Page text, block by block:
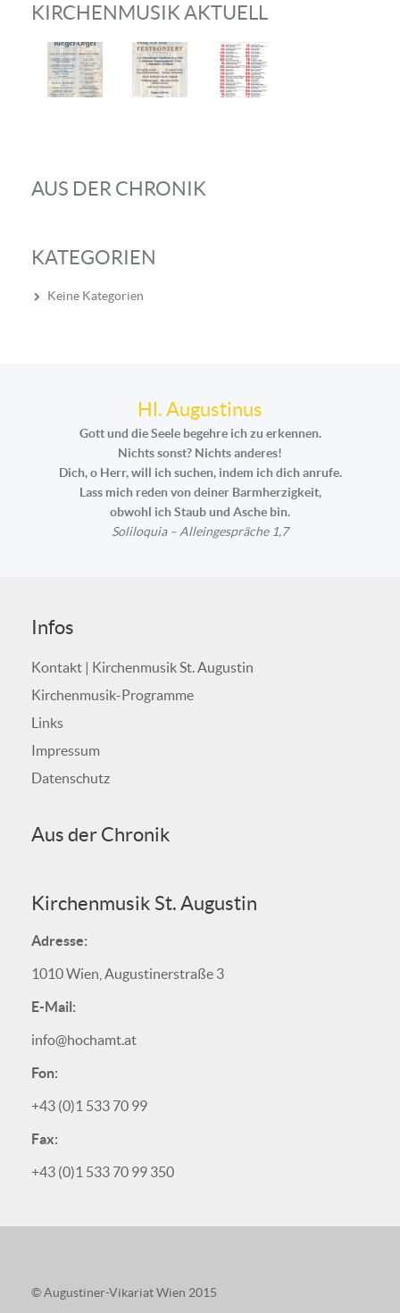
KIRCHENMUSIK AKTUELL
AUS DER CHRONIK
KATEGORIEN
Keine Kategorien
Hl. Augustinus
Gott und die Seele begehre ich zu erkennen.
Nichts sonst? Nichts anderes!
Dich, o Herr, will ich suchen, indem ich dich anrufe.
Lass mich reden von deiner Barmherzigkeit,
obwohl ich Staub und Asche bin.
Soliloquia – Alleingespräche 1,7
Infos
Kontakt | Kirchenmusik St. Augustin
Kirchenmusik-Programme
Links
Impressum
Datenschutz
Aus der Chronik
Kirchenmusik St. Augustin
Adresse:
1010 Wien, Augustinerstraße 3
E-Mail:
info@hochamt.at
Fon:
+43 (0)1 533 70 99
Fax:
+43 (0)1 533 70 99 350
© Augustiner-Vikariat Wien 2015